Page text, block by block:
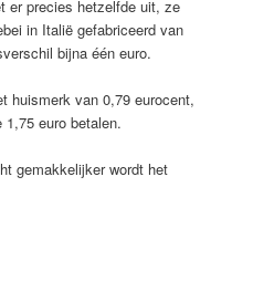
er precies hetzelfde uit, ze
in Italië gefabriceerd van
bijna één euro.
huismerk van 0,79 eurocent,
euro betalen.
gemakkelijker wordt het